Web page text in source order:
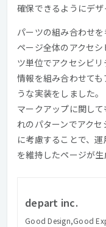
確保できるようにデザ
パーツの組み合わせ
ページ全体のアクセ
ツ単位でアクセシビ
情報を組み合わせて
うな実装をしました
マークアップに関し
れのパターンでアク
に考慮することで、
を維持したページが生
depart inc.
Good Design,Good